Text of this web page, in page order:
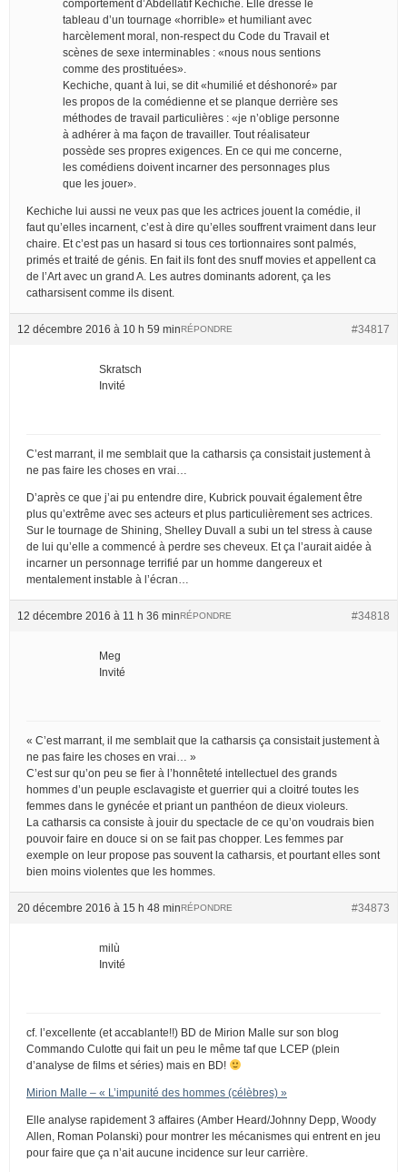
comportement d’Abdellatif Kechiche. Elle dresse le
tableau d’un tournage «horrible» et humiliant avec
harcèlement moral, non-respect du Code du Travail et
scènes de sexe interminables : «nous nous sentions
comme des prostituées».
Kechiche, quant à lui, se dit «humilié et déshonoré» par
les propos de la comédienne et se planque derrière ses
méthodes de travail particulières : «je n’oblige personne
à adhérer à ma façon de travailler. Tout réalisateur
possède ses propres exigences. En ce qui me concerne,
les comédiens doivent incarner des personnages plus
que les jouer».
Kechiche lui aussi ne veux pas que les actrices jouent la comédie, il
faut qu’elles incarnent, c’est à dire qu’elles souffrent vraiment dans leur
chaire. Et c’est pas un hasard si tous ces tortionnaires sont palmés,
primés et traité de génis. En fait ils font des snuff movies et appellent ca
de l’Art avec un grand A. Les autres dominants adorent, ça les
catharsisent comme ils disent.
12 décembre 2016 à 10 h 59 min #34817
RÉPONDRE
Skratsch
Invité
C’est marrant, il me semblait que la catharsis ça consistait justement à
ne pas faire les choses en vrai…
D’après ce que j’ai pu entendre dire, Kubrick pouvait également être
plus qu’extrême avec ses acteurs et plus particulièrement ses actrices.
Sur le tournage de Shining, Shelley Duvall a subi un tel stress à cause
de lui qu’elle a commencé à perdre ses cheveux. Et ça l’aurait aidée à
incarner un personnage terrifié par un homme dangereux et
mentalement instable à l’écran…
12 décembre 2016 à 11 h 36 min #34818
RÉPONDRE
Meg
Invité
« C’est marrant, il me semblait que la catharsis ça consistait justement à
ne pas faire les choses en vrai… »
C’est sur qu’on peu se fier à l’honnêteté intellectuel des grands
hommes d’un peuple esclavagiste et guerrier qui a cloitré toutes les
femmes dans le gynécée et priant un panthéon de dieux violeurs.
La catharsis ca consiste à jouir du spectacle de ce qu’on voudrais bien
pouvoir faire en douce si on se fait pas chopper. Les femmes par
exemple on leur propose pas souvent la catharsis, et pourtant elles sont
bien moins violentes que les hommes.
20 décembre 2016 à 15 h 48 min #34873
RÉPONDRE
milù
Invité
cf. l’excellente (et accablante!!) BD de Mirion Malle sur son blog
Commando Culotte qui fait un peu le même taf que LCEP (plein
d’analyse de films et séries) mais en BD!
Mirion Malle – « L’impunité des hommes (célèbres) »
Elle analyse rapidement 3 affaires (Amber Heard/Johnny Depp, Woody
Allen, Roman Polanski) pour montrer les mécanismes qui entrent en jeu
pour faire que ça n’ait aucune incidence sur leur carrière.